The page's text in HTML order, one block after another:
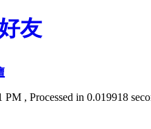
友
PM , Processed in 0.019918